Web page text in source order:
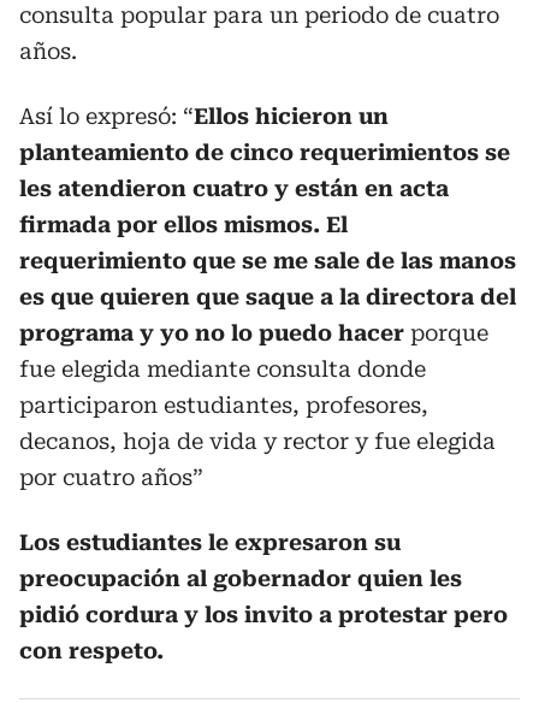
consulta popular para un periodo de cuatro
años.
Así lo expresó: “Ellos hicieron un
planteamiento de cinco requerimientos se
les atendieron cuatro y están en acta
firmada por ellos mismos. El
requerimiento que se me sale de las manos
es que quieren que saque a la directora del
programa y yo no lo puedo hacer porque
fue elegida mediante consulta donde
participaron estudiantes, profesores,
decanos, hoja de vida y rector y fue elegida
por cuatro años”
Los estudiantes le expresaron su
preocupación al gobernador quien les
pidió cordura y los invito a protestar pero
con respeto.